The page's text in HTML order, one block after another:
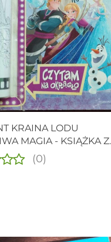
KRAINA LODU
MAGIA - KSIĄŻKA Z
(0)